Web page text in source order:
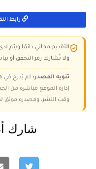
رابط
التقديم مجاني دائمًا ويتم
ولا تُشارك رمز التحقق أو
تنويه المصدر: لم يُدرج في
إدارة الموقع مباشرة من
وقت النشر، ومصدره موثق
شارك